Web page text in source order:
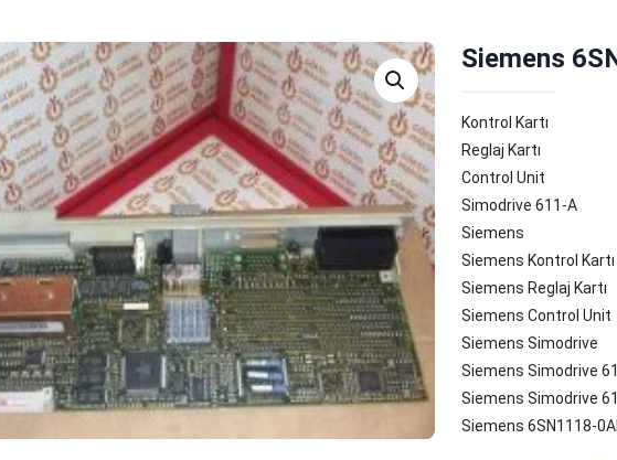
Siemens
Kontrol Kartı
Reglaj Kartı
Control Unit
Simodrive 611-A
Siemens
Siemens Kontrol Kartı
Siemens Reglaj Kartı
Siemens Control Unit
Siemens Simodrive
Siemens Simodrive
Siemens Simodrive
Siemens 6SN1118-